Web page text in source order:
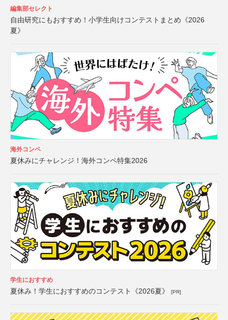
編集部セレクト
自由研究にもおすすめ！小学生向けコンテストまとめ《2026
夏》
海外コンペ
夏休みにチャレンジ！海外コンペ特集2026
学生におすすめ
夏休み！学生におすすめのコンテスト《2026夏》 [PR]